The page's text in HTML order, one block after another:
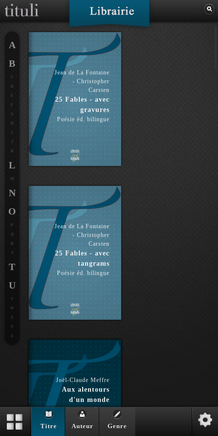
Jean de La Fontaine
- Christopher
Carsten
25 Fables - avec
gravures
Poésie éd. bilingue
Jean de La Fontaine
- Christopher
Carsten
25 Fables - avec
tangrams
Poésie éd. bilingue
Joël-Claude Meffre
Aux alentours
d'un monde
Prose
A
B
C
D
E
F
G
H
J
K
L
M
N
O
P
Q
R
S
T
U
V
W
X
Y
Z
Titre Auteur Genre